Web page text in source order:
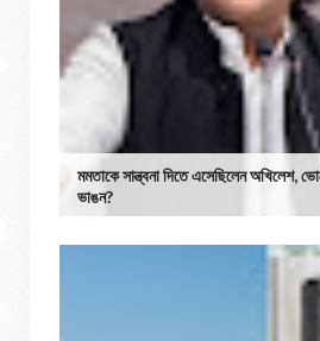
মমতাকে সান্ত্বনা দিতে এসেছিলেন অখিলেশ,
ভাঙন?